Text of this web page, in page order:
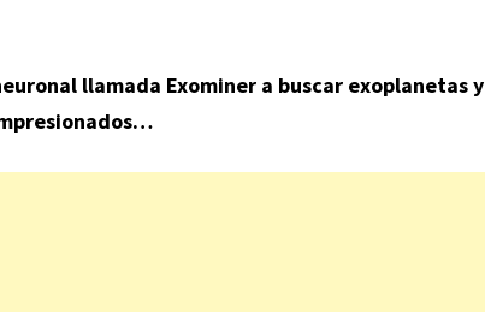
llamada Exominer a buscar exoplanetas y